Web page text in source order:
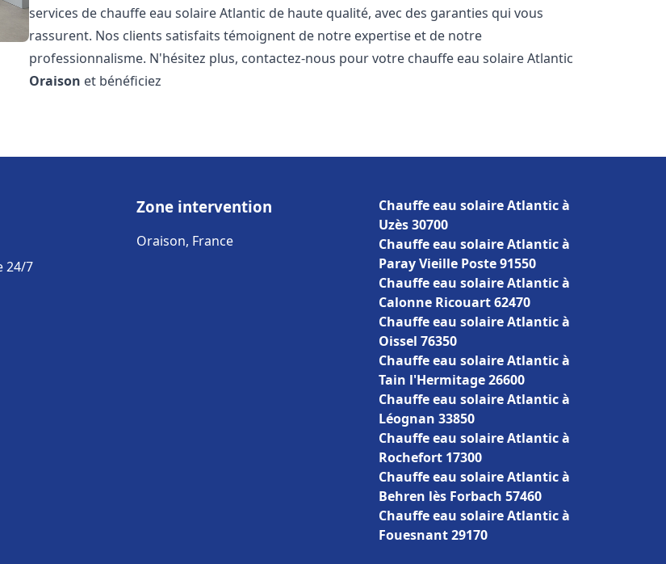
services de chauffe eau solaire Atlantic de haute qualité, avec des garanties qui vous
rassurent. Nos clients satisfaits témoignent de notre expertise et de notre
professionnalisme. N'hésitez plus, contactez-nous pour votre chauffe eau solaire Atlantic
Oraison et bénéficiez
24/7
Zone intervention
Oraison, France
Chauffe eau solaire Atlantic à
Uzès 30700
Chauffe eau solaire Atlantic à
Paray Vieille Poste 91550
Chauffe eau solaire Atlantic à
Calonne Ricouart 62470
Chauffe eau solaire Atlantic à
Oissel 76350
Chauffe eau solaire Atlantic à
Tain l'Hermitage 26600
Chauffe eau solaire Atlantic à
Léognan 33850
Chauffe eau solaire Atlantic à
Rochefort 17300
Chauffe eau solaire Atlantic à
Behren lès Forbach 57460
Chauffe eau solaire Atlantic à
Fouesnant 29170